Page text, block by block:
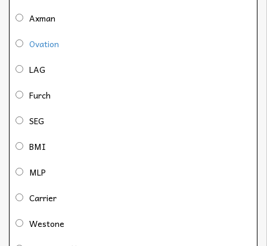
Axman
Ovation
LAG
Furch
SEG
BMI
MLP
Carrier
Westone